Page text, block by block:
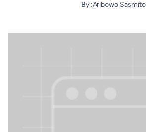
By :Aribowo Sasmito|